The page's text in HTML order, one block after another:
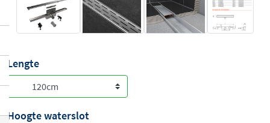
Lengte
Hoogte waterslot